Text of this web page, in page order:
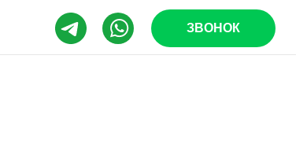
ЗВОНОК